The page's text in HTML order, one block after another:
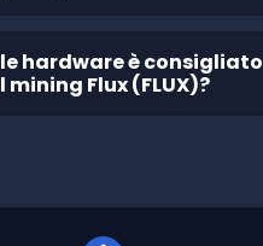
hardware è consigliato
mining Flux (FLUX)?